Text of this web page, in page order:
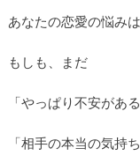
あなたの恋愛の悩み
もしも、まだ
「やっぱり不安があ
「相手の本当の気持